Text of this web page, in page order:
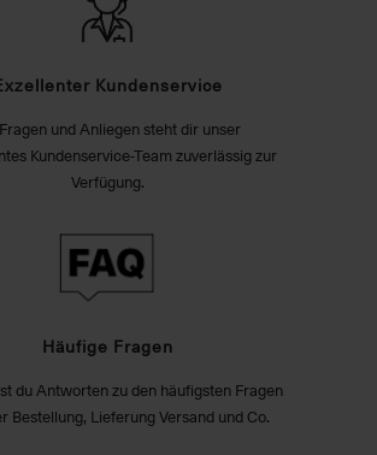
Kundenservice
und Anliegen steht dir unser
Kundenservice-Team zuverlässig zur
Verfügung.
Häufige Fragen
du Antworten zu den häufigsten Fragen
Bestellung, Lieferung Versand und Co.